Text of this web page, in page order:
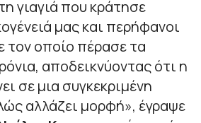
γιαγιά που κράτησε
μας και περήφανοι
τον οποίο πέρασε τα
αποδεικνύοντας ότι η
σε μια συγκεκριμένη
αλλάζει μορφή», έγραψε